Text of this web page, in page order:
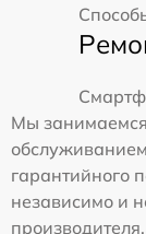
Мы
гарантийного
независимо и